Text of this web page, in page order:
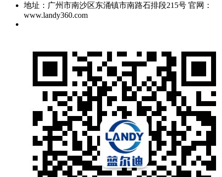
地址：广州市南沙区东涌镇市南路石排段215号 官网：
www.landy360.com